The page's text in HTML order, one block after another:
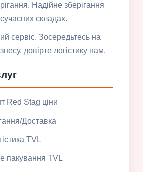
Надійне зберігання
складах.
сервіс. Зосередьтесь на
довірте логістику нам.
Red Stag ціни
Доставка
TVL
пакування TVL